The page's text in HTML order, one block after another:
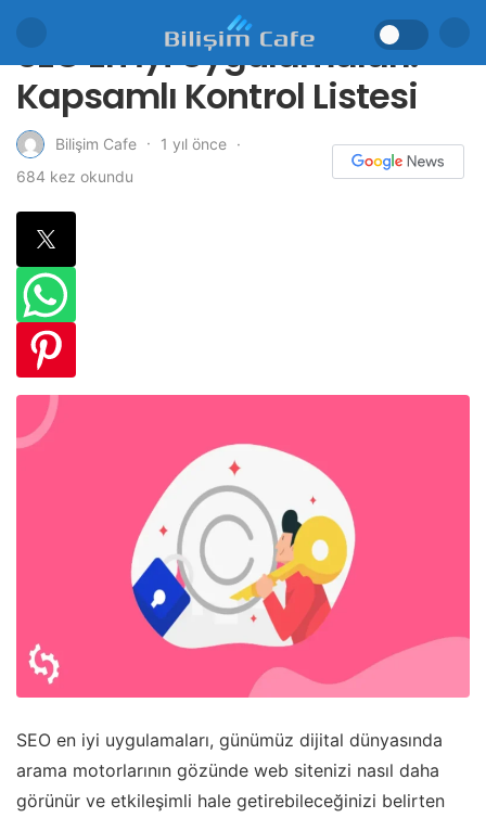
SEO En İyi Uygulamaları:
Kapsamlı Kontrol Listesi
Bilişim Cafe
1 yıl önce
684 kez okundu
SEO en iyi uygulamaları, günümüz dijital dünyasında
arama motorlarının gözünde web sitenizi nasıl daha
görünür ve etkileşimli hale getirebileceğinizi belirten